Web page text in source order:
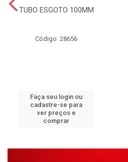
TUBO ESGOTO 100MM
Código: 28656
Faça seu login ou
cadastre-se para
ver preços e
comprar